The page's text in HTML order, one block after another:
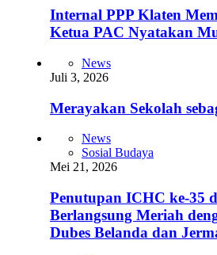
Internal PPP Klaten
Ketua PAC Nyatakan
News
Juli 3, 2026
Merayakan Sekolah
News
Sosial Budaya
Mei 21, 2026
Penutupan ICHC ke-35
Berlangsung Meriah
Dubes Belanda dan